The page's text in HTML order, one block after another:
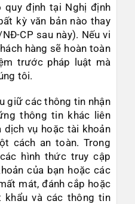
định tại Nghị định
kỳ văn bản nào thay
CP sau này). Nếu vi
hàng sẽ hoàn toàn
trước pháp luật mà
tôi.
giữ các thông tin nhận
thông tin khác liên
dịch vụ hoặc tài khoản
cách an toàn. Trong
hình thức truy cập
của bạn hoặc các
mát, đánh cắp hoặc
và các thông tin